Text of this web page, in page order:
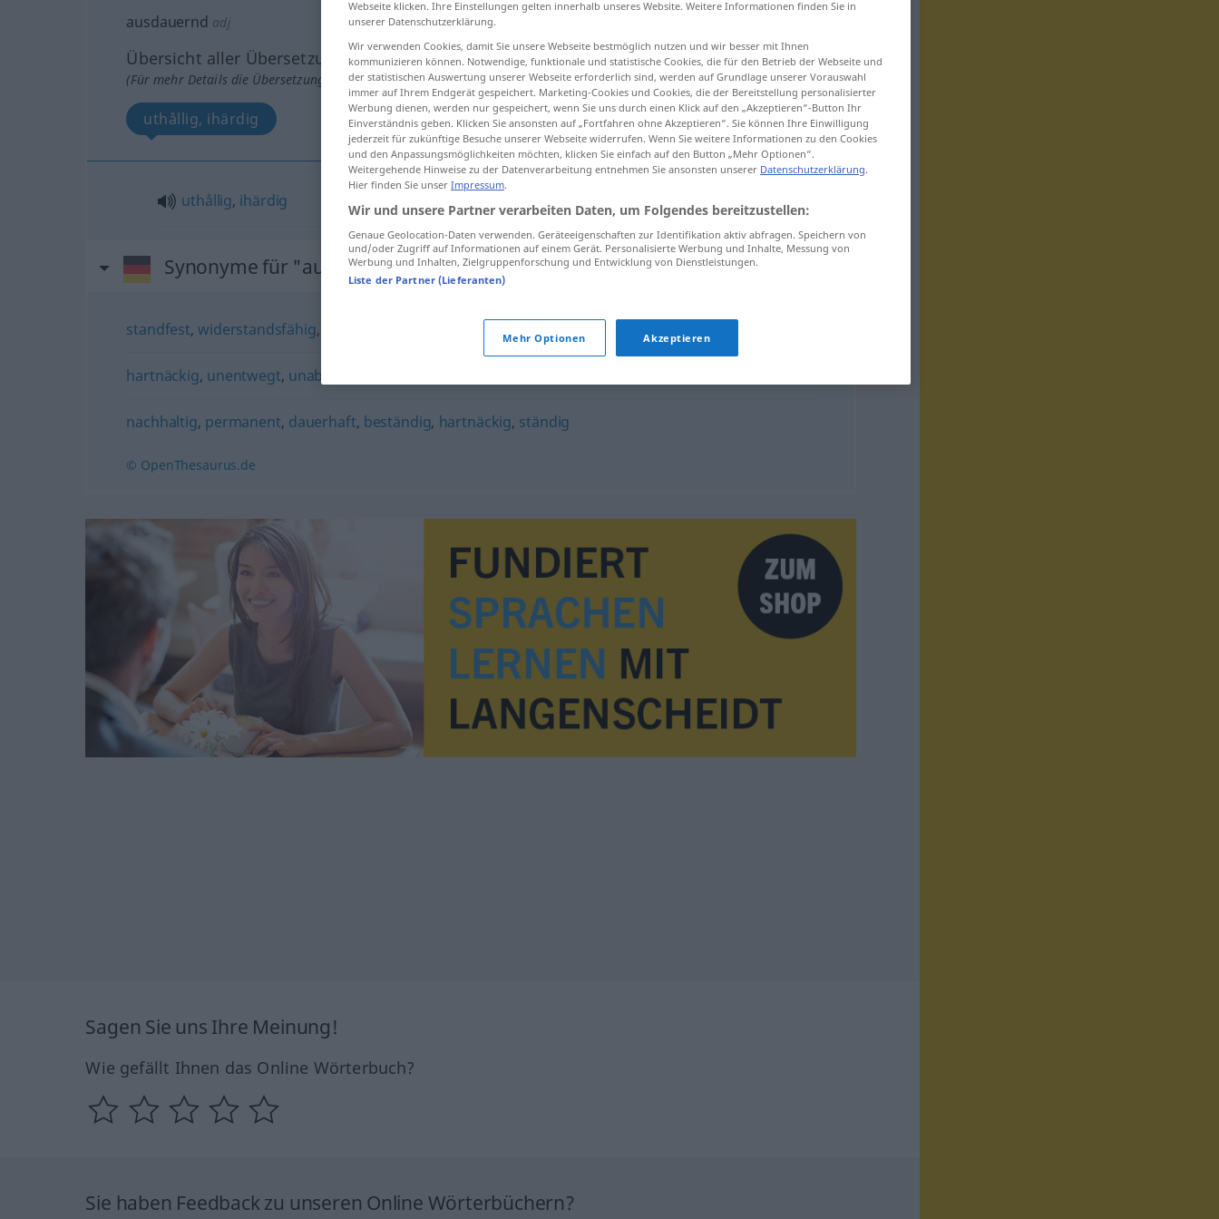
ausdauernd adj
Übersicht aller Übersetzungen
(Für mehr Details die Übersetzung anklicken/antippen)
uthållig, ihärdig
uthållig, ihärdig ausdauernd
Synonyme für "ausdauernd"
standfest,widerstandsfähig,
hartnäckig, unentwegt, unablässig
nachhaltig, permanent, dauerhaft, beständig, hartnäckig, ständig
© OpenThesaurus.de
Sagen Sie uns Ihre Meinung!
Wie gefällt Ihnen das Online Wörterbuch?
Sie haben Feedback zu unseren Online Wörterbüchern?
Webseite klicken. Ihre Einstellungen gelten innerhalb unseres Website. Weitere Informationen finden Sie in
unserer Datenschutzerklärung.
Wir verwenden Cookies, damit Sie unsere Webseite bestmöglich nutzen und wir besser mit Ihnen
kommunizieren können. Notwendige, funktionale und statistische Cookies, die für den Betrieb der Webseite und
der statistischen Auswertung unserer Webseite erforderlich sind, werden auf Grundlage unserer Vorauswahl
immer auf Ihrem Endgerät gespeichert. Marketing-Cookies und Cookies, die der Bereitstellung personalisierter
Werbung dienen, werden nur gespeichert, wenn Sie uns durch einen Klick auf den „Akzeptieren“-Button Ihr
Einverständnis geben. Klicken Sie ansonsten auf „Fortfahren ohne Akzeptieren“. Sie können Ihre Einwilligung
jederzeit für zukünftige Besuche unserer Webseite widerrufen. Wenn Sie weitere Informationen zu den Cookies
und den Anpassungsmöglichkeiten möchten, klicken Sie einfach auf den Button „Mehr Optionen“.
Weitergehende Hinweise zu der Datenverarbeitung entnehmen Sie ansonsten unserer Datenschutzerklärung.
Hier finden Sie unser Impressum.
Wir und unsere Partner verarbeiten Daten, um Folgendes bereitzustellen:
Genaue Geolocation-Daten verwenden. Geräteeigenschaften zur Identifikation aktiv abfragen. Speichern von
und/oder Zugriff auf Informationen auf einem Gerät. Personalisierte Werbung und Inhalte, Messung von
Werbung und Inhalten, Zielgruppenforschung und Entwicklung von Dienstleistungen.
Liste der Partner (Lieferanten)
Mehr Optionen Akzeptieren